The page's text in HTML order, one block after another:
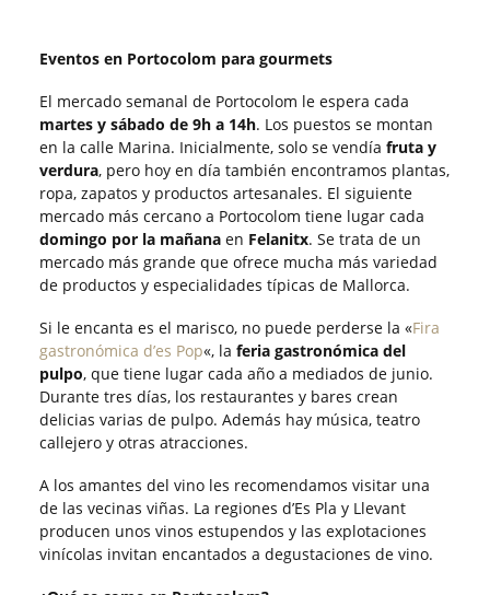
Eventos en Portocolom para gourmets
El mercado semanal de Portocolom le espera cada
martes y sábado de 9h a 14h. Los puestos se montan
en la calle Marina. Inicialmente, solo se vendía fruta y
verdura, pero hoy en día también encontramos plantas,
ropa, zapatos y productos artesanales. El siguiente
mercado más cercano a Portocolom tiene lugar cada
domingo por la mañana en Felanitx. Se trata de un
mercado más grande que ofrece mucha más variedad
de productos y especialidades típicas de Mallorca.
Si le encanta es el marisco, no puede perderse la «Fira
gastronómica d’es Pop«, la feria gastronómica del
pulpo, que tiene lugar cada año a mediados de junio.
Durante tres días, los restaurantes y bares crean
delicias varias de pulpo. Además hay música, teatro
callejero y otras atracciones.
A los amantes del vino les recomendamos visitar una
de las vecinas viñas. La regiones d’Es Pla y Llevant
producen unos vinos estupendos y las explotaciones
vinícolas invitan encantados a degustaciones de vino.